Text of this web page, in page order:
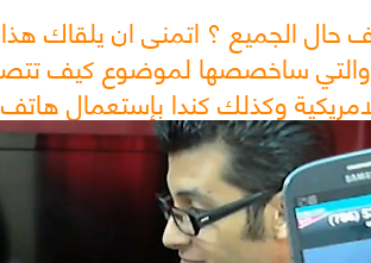
حال الجميع ؟ اتمنى ان يلقاك
حلقتي 732 والتي ساخصصها
وكذلك كندا بإستعمال